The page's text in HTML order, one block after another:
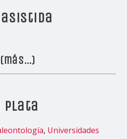
asistida
(más…)
Plata
, Universidades